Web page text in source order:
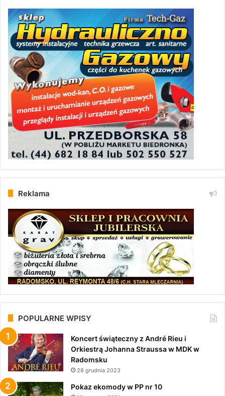
Reklama
POPULARNE WPISY
Koncert świąteczny z André Rieu i
Orkiestrą Johanna Straussa w MDK w
Radomsku
28 grudnia 2023
Pokaz ekomody w PP nr 10